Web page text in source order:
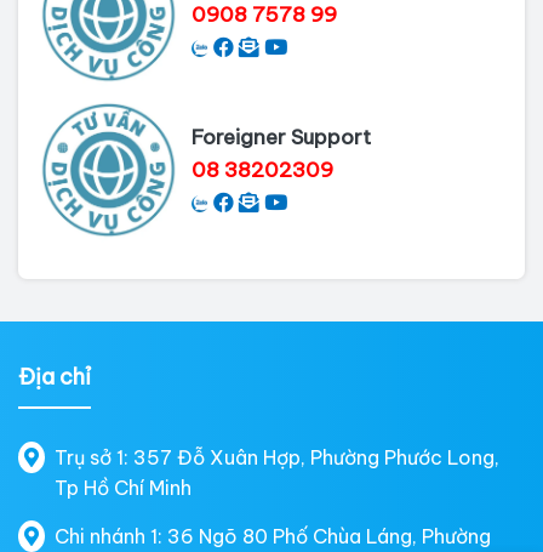
0908 7578 99
Foreigner Support
08 38202309
Địa chỉ
Trụ sở 1: 357 Đỗ Xuân Hợp, Phường Phước Long,
Tp Hồ Chí Minh
Chi nhánh 1: 36 Ngõ 80 Phố Chùa Láng, Phường